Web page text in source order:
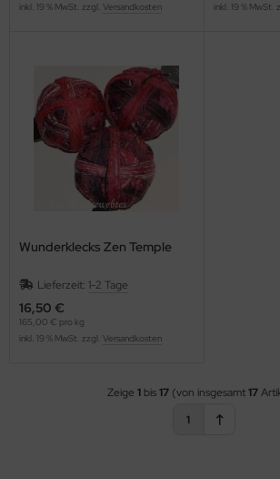
inkl. 19 % MwSt. zzgl. Versandkosten
inkl. 19 % MwSt.
Wunderklecks Zen Temple
Lieferzeit: 1-2 Tage
16,50 €
165,00 € pro kg
inkl. 19 % MwSt. zzgl. Versandkosten
Zeige 1bis17(von insgesamt17
1